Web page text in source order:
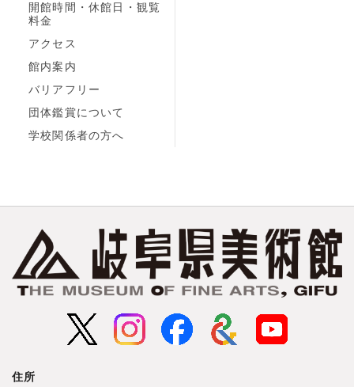
開館時間・休館日・観覧
料金
アクセス
館内案内
バリアフリー
団体鑑賞について
学校関係者の方へ
住所